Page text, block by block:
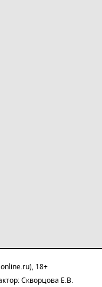
18+
Скворцова Е.В.